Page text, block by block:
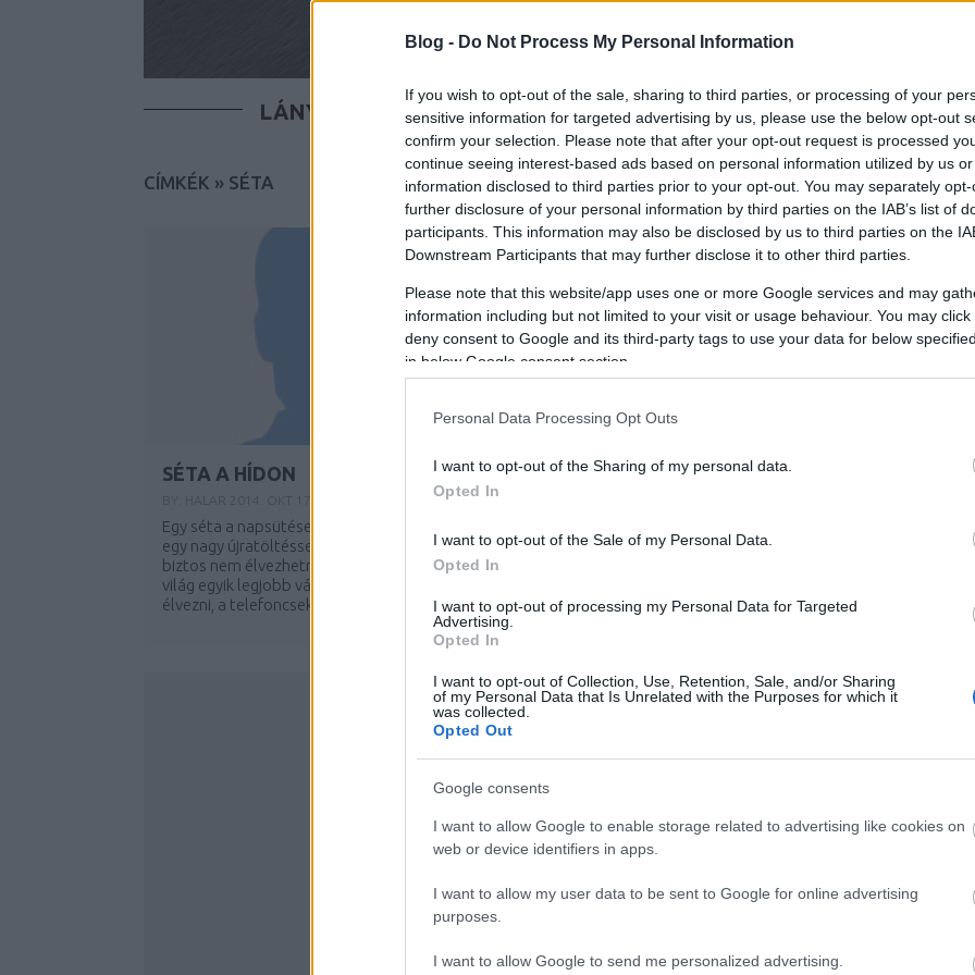
Blog - Do Not Process My Personal Information
If you wish to opt-out of the sale, sharing to third parties, or processing of your
sensitive information for targeted advertising by us, please use the below opt-out
confirm your selection. Please note that after your opt-out request is processed
continue seeing interest-based ads based on personal information utilized by us
information disclosed to third parties prior to your opt-out. You may separately
further disclosure of your personal information by third parties on the IAB’s list of
participants. This information may also be disclosed by us to third parties on the
Downstream Participants that may further disclose it to other third parties.
Please note that this website/app uses one or more Google services and may
information including but not limited to your visit or usage behaviour. You may
deny consent to Google and its third-party tags to use your data for below
in below Google consent section.
Personal Data Processing Opt Outs
I want to opt-out of the Sharing of my personal data.
Opted In
I want to opt-out of the Sale of my Personal Data.
Opted In
I want to opt-out of processing my Personal Data for Targeted
Advertising.
Opted In
I want to opt-out of Collection, Use, Retention, Sale, and/or Sharing
of my Personal Data that Is Unrelated with the Purposes for which it
was collected.
Opted Out
Google consents
I want to allow Google to enable storage related to advertising like cookies on
web or device identifiers in apps.
I want to allow my user data to be sent to Google for online advertising
purposes.
I want to allow Google to send me personalized advertising.
LÁNYOK FIÚK TIPPEK GYEREKKEL SZOKNYÁBAN
KÜLDJ FOTÓT
CÍMKÉK » SÉTA
SÉTA A HÍDON
Egy séta a napsütéses Margit hídon egyenlő
egy nagy újratöltéssel, amit a dugóban ülők
biztos nem élvezhetnek. Ilyenkor nem csak a
világ egyik legjobb városi panorámáját lehet
élvezni, a telefoncsekkolás is jó indok lehet...
RÓMAI PART CYCLE CHIC
különlegessége, hogy a vízparton fák is
on!
A bicikli nem egyszerűen közlekedési eszköz,
hanem egy igazi stíluselem. Nem kér
hiszen maga öltöztet. És még a városokat is
-